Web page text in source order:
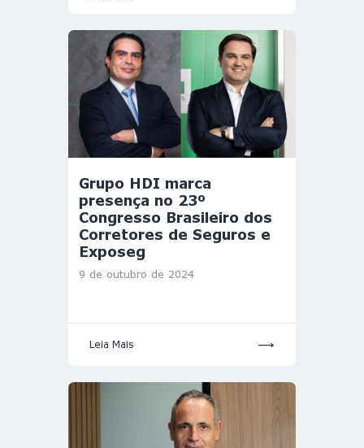
Grupo HDI marca
presença no 23º
Congresso Brasileiro dos
Corretores de Seguros e
Exposeg
9 de outubro de 2024
Leia Mais